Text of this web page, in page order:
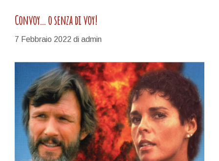
Convoy… o senza di voy!
7 Febbraio 2022 di admin